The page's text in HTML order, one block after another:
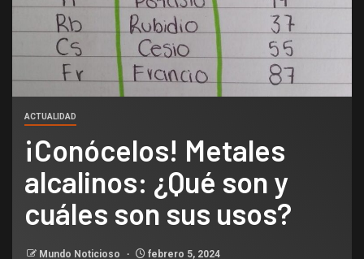
ACTUALIDAD
¡Conócelos! Metales
alcalinos: ¿Qué son y
cuáles son sus usos?
Mundo Noticioso febrero 5, 2024